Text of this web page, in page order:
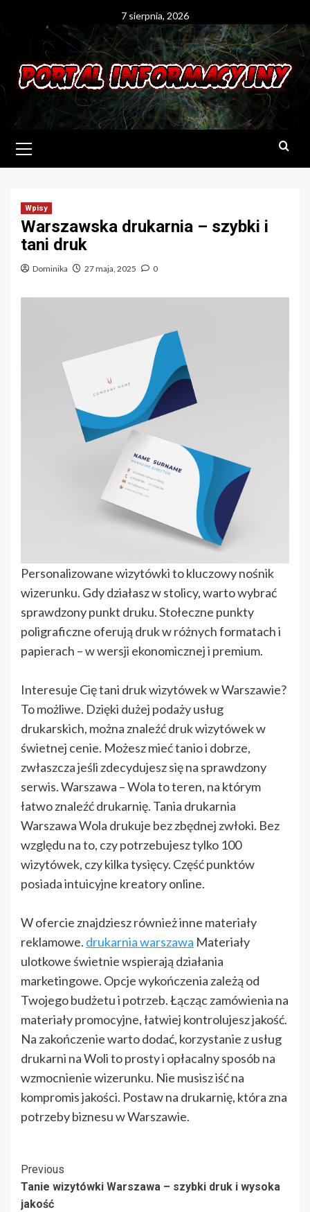
7 sierpnia, 2026
Menu
Wpisy
Warszawska drukarnia – szybki i
tani druk
Dominika 27 maja, 2025 0
Personalizowane wizytówki to kluczowy nośnik
wizerunku. Gdy działasz w stolicy, warto wybrać
sprawdzony punkt druku. Stołeczne punkty
poligraficzne oferują druk w różnych formatach i
papierach – w wersji ekonomicznej i premium.
Interesuje Cię tani druk wizytówek w Warszawie?
To możliwe. Dzięki dużej podaży usług
drukarskich, można znaleźć druk wizytówek w
świetnej cenie. Możesz mieć tanio i dobrze,
zwłaszcza jeśli zdecydujesz się na sprawdzony
serwis. Warszawa – Wola to teren, na którym
łatwo znaleźć drukarnię. Tania drukarnia
Warszawa Wola drukuje bez zbędnej zwłoki. Bez
względu na to, czy potrzebujesz tylko 100
wizytówek, czy kilka tysięcy. Część punktów
posiada intuicyjne kreatory online.
W ofercie znajdziesz również inne materiały
reklamowe. drukarnia warszawa Materiały
ulotkowe świetnie wspierają działania
marketingowe. Opcje wykończenia zależą od
Twojego budżetu i potrzeb. Łącząc zamówienia na
materiały promocyjne, łatwiej kontrolujesz jakość.
Na zakończenie warto dodać, korzystanie z usług
drukarni na Woli to prosty i opłacalny sposób na
wzmocnienie wizerunku. Nie musisz iść na
kompromis jakości. Postaw na drukarnię, która zna
potrzeby biznesu w Warszawie.
Post
Navigation
Previous
Tanie wizytówki Warszawa – szybki druk i wysoka
jakość